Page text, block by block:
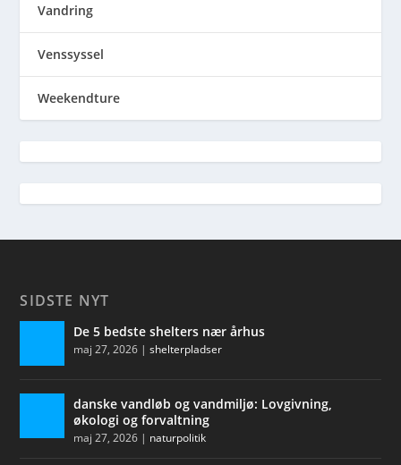
Vandring
Venssyssel
Weekendture
SIDSTE NYT
De 5 bedste shelters nær århus
maj 27, 2026 |shelterpladser
danske vandløb og vandmiljø: Lovgivning,
økologi og forvaltning
maj 27, 2026 | naturpolitik